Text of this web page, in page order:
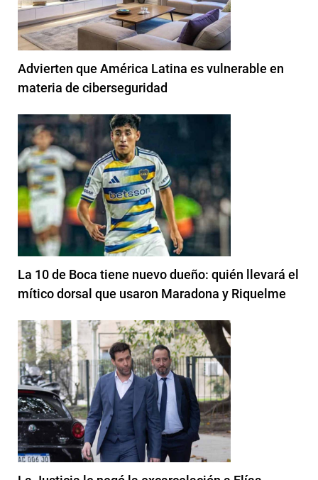
Advierten que América Latina es vulnerable en
materia de ciberseguridad
La 10 de Boca tiene nuevo dueño: quién llevará el
mítico dorsal que usaron Maradona y Riquelme